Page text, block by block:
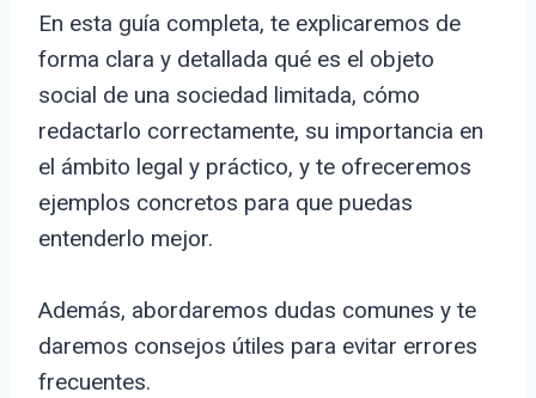
En esta guía completa, te explicaremos de
forma clara y detallada qué es el objeto
social de una sociedad limitada, cómo
redactarlo correctamente, su importancia en
el ámbito legal y práctico, y te ofreceremos
ejemplos concretos para que puedas
entenderlo mejor.
Además, abordaremos dudas comunes y te
daremos consejos útiles para evitar errores
frecuentes.